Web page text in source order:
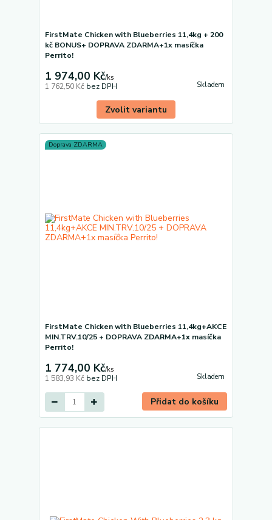
FirstMate Chicken with Blueberries 11,4kg + 200
kč BONUS+ DOPRAVA ZDARMA+1x masíčka
Perrito!
1 974,00 Kč/ks
1 762,50 Kč bez DPH Skladem
Zvolit variantu
Doprava ZDARMA
FirstMate Chicken with Blueberries 11,4kg+AKCE
MIN.TRV.10/25 + DOPRAVA ZDARMA+1x masíčka
Perrito!
1 774,00 Kč/ks
1 583,93 Kč bez DPH Skladem
Přidat do košíku